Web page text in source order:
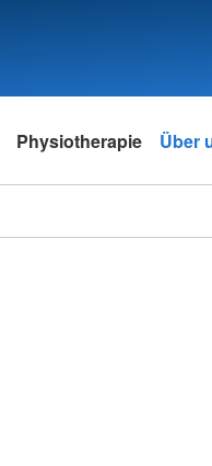
Physiotherapie Über